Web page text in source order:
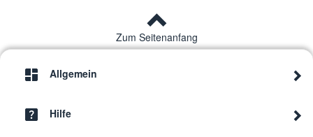
Zum Seitenanfang
Allgemein
Hilfe